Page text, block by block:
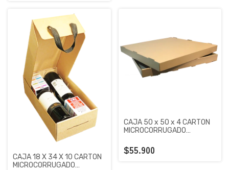
CAJA 18 X 34 X 10 CARTON
MICROCORRUGADO
CAJA 50 x 50 x 4 CARTON
MICROCORRUGADO
UNIDADES
$55.900